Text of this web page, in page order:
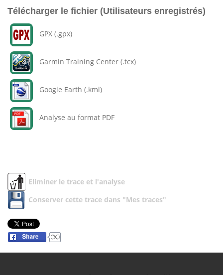
Télécharger le fichier (Utilisateurs enregistrés)
GPX (.gpx)
Garmin Training Center (.tcx)
Google Earth (.kml)
Analyse au format PDF
Eliminer le trace et l'analyse
Conserver cette trace dans "Mes traces"